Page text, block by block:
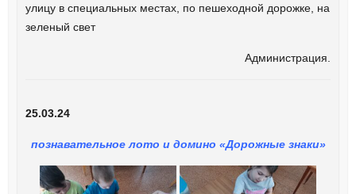
улицу в специальных местах, по пешеходной дорожке, на
зеленый свет
Администрация.
25.03.24
познавательное лото и домино «Дорожные знаки»